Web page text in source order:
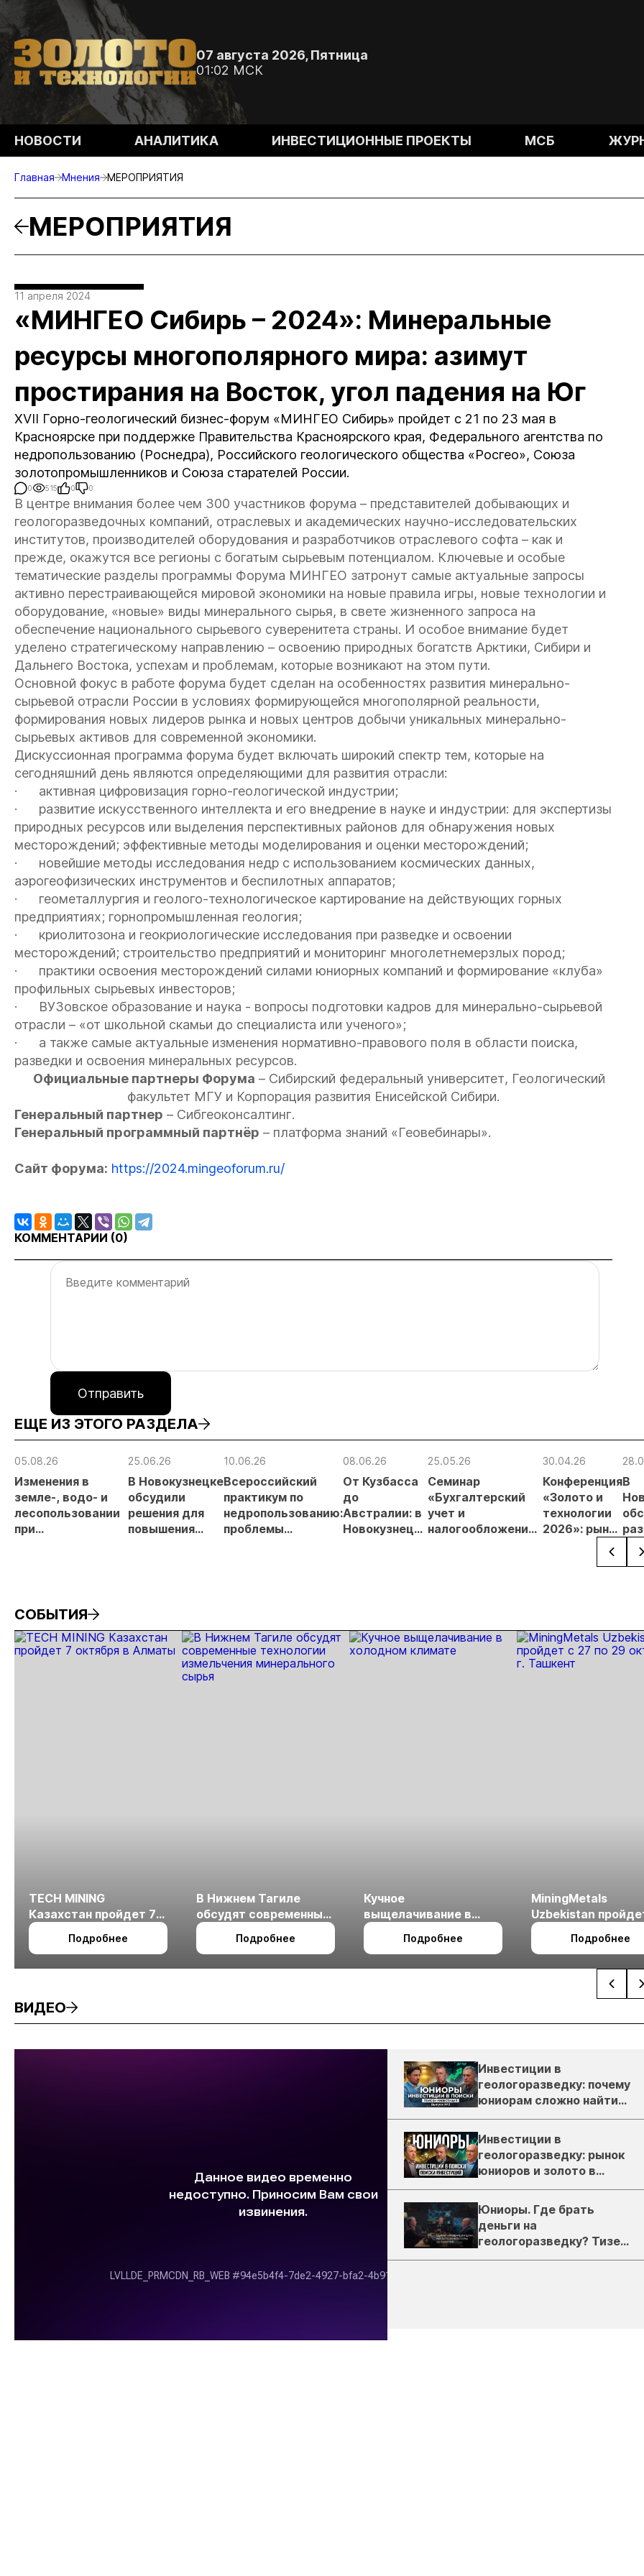
07 августа 2026, Пятница
01:02 МСК
НОВОСТИ АНАЛИТИКА ИНВЕСТИЦИОННЫЕ ПРОЕКТЫ МСБ
Главная Мнения МЕРОПРИЯТИЯ
МЕРОПРИЯТИЯ
11 апреля 2024
«МИНГЕО Сибирь – 2024»: Минеральные
ресурсы многополярного мира: азимут
простирания на Восток, угол падения на Юг
XVII Горно-геологический бизнес-форум «МИНГЕО Сибирь» пройдет с 21 по 23 мая в
Красноярске при поддержке Правительства Красноярского края, Федерального агентства по
недропользованию (Роснедра), Российского геологического общества «Росгео», Союза
золотопромышленников и Союза старателей России.
0 515 0 0
В центре внимания более чем 300 участников форума – представителей добывающих и
геологоразведочных компаний, отраслевых и академических научно-исследовательских
институтов, производителей оборудования и разработчиков отраслевого софта – как и
прежде, окажутся все регионы с богатым сырьевым потенциалом. Ключевые и особые
тематические разделы программы Форума МИНГЕО затронут самые актуальные запросы
активно перестраивающейся мировой экономики на новые правила игры, новые технологии и
оборудование, «новые» виды минерального сырья, в свете жизненного запроса на
обеспечение национального сырьевого суверенитета страны. И особое внимание будет
уделено стратегическому направлению – освоению природных богатств Арктики, Сибири и
Дальнего Востока, успехам и проблемам, которые возникают на этом пути.
Основной фокус в работе форума будет сделан на особенностях развития минерально-
сырьевой отрасли России в условиях формирующейся многополярной реальности,
формирования новых лидеров рынка и новых центров добычи уникальных минерально-
сырьевых активов для современной экономики.
Дискуссионная программа форума будет включать широкий спектр тем, которые на
сегодняшний день являются определяющими для развития отрасли:
· активная цифровизация горно-геологической индустрии;
· развитие искусственного интеллекта и его внедрение в науке и индустрии: для экспертизы
природных ресурсов или выделения перспективных районов для обнаружения новых
месторождений; эффективные методы моделирования и оценки месторождений;
· новейшие методы исследования недр с использованием космических данных,
аэрогеофизических инструментов и беспилотных аппаратов;
· геометаллургия и геолого-технологическое картирование на действующих горных
предприятиях; горнопромышленная геология;
· криолитозона и геокриологические исследования при разведке и освоении
месторождений; строительство предприятий и мониторинг многолетнемерзлых пород;
· практики освоения месторождений силами юниорных компаний и формирование «клуба»
профильных сырьевых инвесторов;
· ВУЗовское образование и наука - вопросы подготовки кадров для минерально-сырьевой
отрасли – «от школьной скамьи до специалиста или ученого»;
· а также самые актуальные изменения нормативно-правового поля в области поиска,
разведки и освоения минеральных ресурсов.
Официальные партнеры Форума – Сибирский федеральный университет, Геологический
факультет МГУ и Корпорация развития Енисейской Сибири.
Генеральный партнер – Сибгеоконсалтинг.
Генеральный программный партнёр – платформа знаний «Геовебинары».
Сайт форума: https://2024.mingeoforum.ru/
КОММЕНТАРИИ (0)
Отправить
ЕЩЕ ИЗ ЭТОГО РАЗДЕЛА
05.08.26
Изменения в
земле-, водо- и
лесопользовании
при
25.06.26
В Новокузнецке
обсудили
решения для
повышения
10.06.26
Всероссийский
практикум по
недропользованию:
проблемы
08.06.26
От Кузбасса
до
Австралии: в
Новокузнецке
России. Уголь
России и
25.05.26
Cеминар
«Бухгалтерский
учет и
налогообложение
30.04.26
Конференция
«Золото и
технологии
2026»: рынок
технологии и
В
СОБЫТИЯ
TECH MINING
Казахстан пройдет 7
октября в Алматы
Подробнее
В Нижнем Тагиле
обсудят современные
технологии
измельчения
Подробнее
Кучное
выщелачивание в
холодном климате
Подробнее
MiningMetals
Uzbekistan
27 по 29 октября в
Ташкент
Подробнее
ВИДЕО
Инвестиции в
геологоразведку: почему
юниорам сложно найти
деньги
Инвестиции в
геологоразведку: рынок
юниоров и золото в
России
Юниоры. Где брать
деньги на
геологоразведку? Тизер
подкаста ЗиТ №1